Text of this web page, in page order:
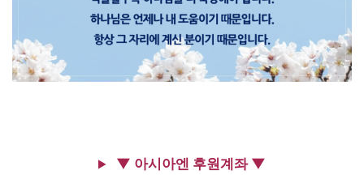
▼ 아시아엔 후원계좌 ▼